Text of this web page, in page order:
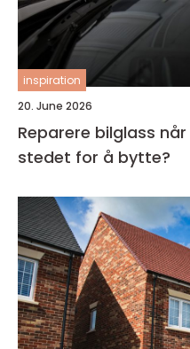
inspiration
20. June 2026
Reparere bilglass når lønner det seg å fikse i
stedet for å bytte?